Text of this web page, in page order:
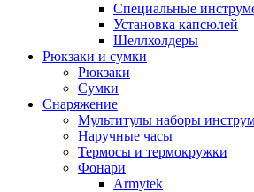
Специальные
Установка капсюлей
Шеллхолдеры
Рюкзаки и сумки
Рюкзаки
Сумки
Снаряжение
Мультитулы наборы
Наручные часы
Термосы и термокружки
Фонари
Armytek